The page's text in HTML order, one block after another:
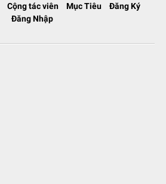
Cộng tác viên Mục Tiêu
Đăng Ký
Đăng Nhập